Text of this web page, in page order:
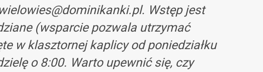
. Wstęp jest
(wsparcie pozwala utrzymać
w klasztornej kaplicy od poniedziałku
o 8:00. Warto upewnić się, czy